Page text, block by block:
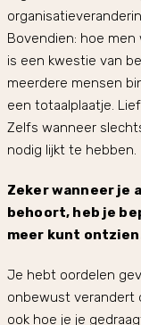
Bovendien: hoe
is een kwestie van
meerdere mensen
een totaalplaatje.
Zelfs wanneer
nodig lijkt te hebben.
Zeker wanneer je
behoort, heb je
meer kunt
Je hebt oordelen
onbewust verandert
ook hoe je je